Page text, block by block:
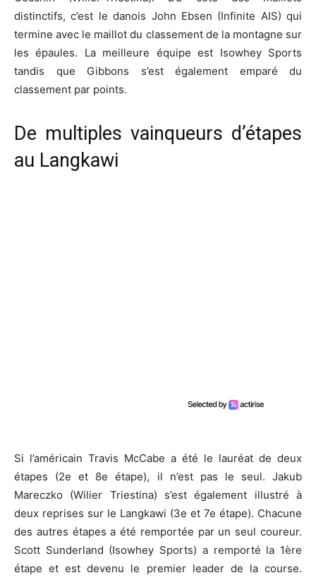
distinctifs, c’est le danois John Ebsen (Infinite AIS) qui
termine avec le maillot du classement de la montagne sur
les épaules. La meilleure équipe est Isowhey Sports
tandis que Gibbons s’est également emparé du
classement par points.
De multiples vainqueurs d’étapes
au Langkawi
Si l’américain Travis McCabe a été le lauréat de deux
étapes (2e et 8e étape), il n’est pas le seul. Jakub
Mareczko (Wilier Triestina) s’est également illustré à
deux reprises sur le Langkawi (3e et 7e étape). Chacune
des autres étapes a été remportée par un seul coureur.
Scott Sunderland (Isowhey Sports) a remporté la 1ère
étape et est devenu le premier leader de la course.